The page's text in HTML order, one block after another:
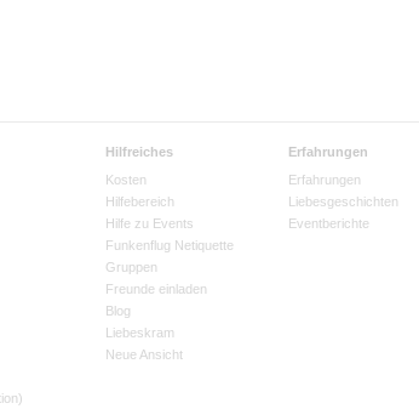
Hilfreiches
Kosten
Hilfebereich
Hilfe zu Events
Funkenflug Netiquette
Gruppen
Freunde einladen
Blog
Liebeskram
Neue Ansicht
Erfahrungen
Erfahrungen
Liebesgeschichten
Eventberichte